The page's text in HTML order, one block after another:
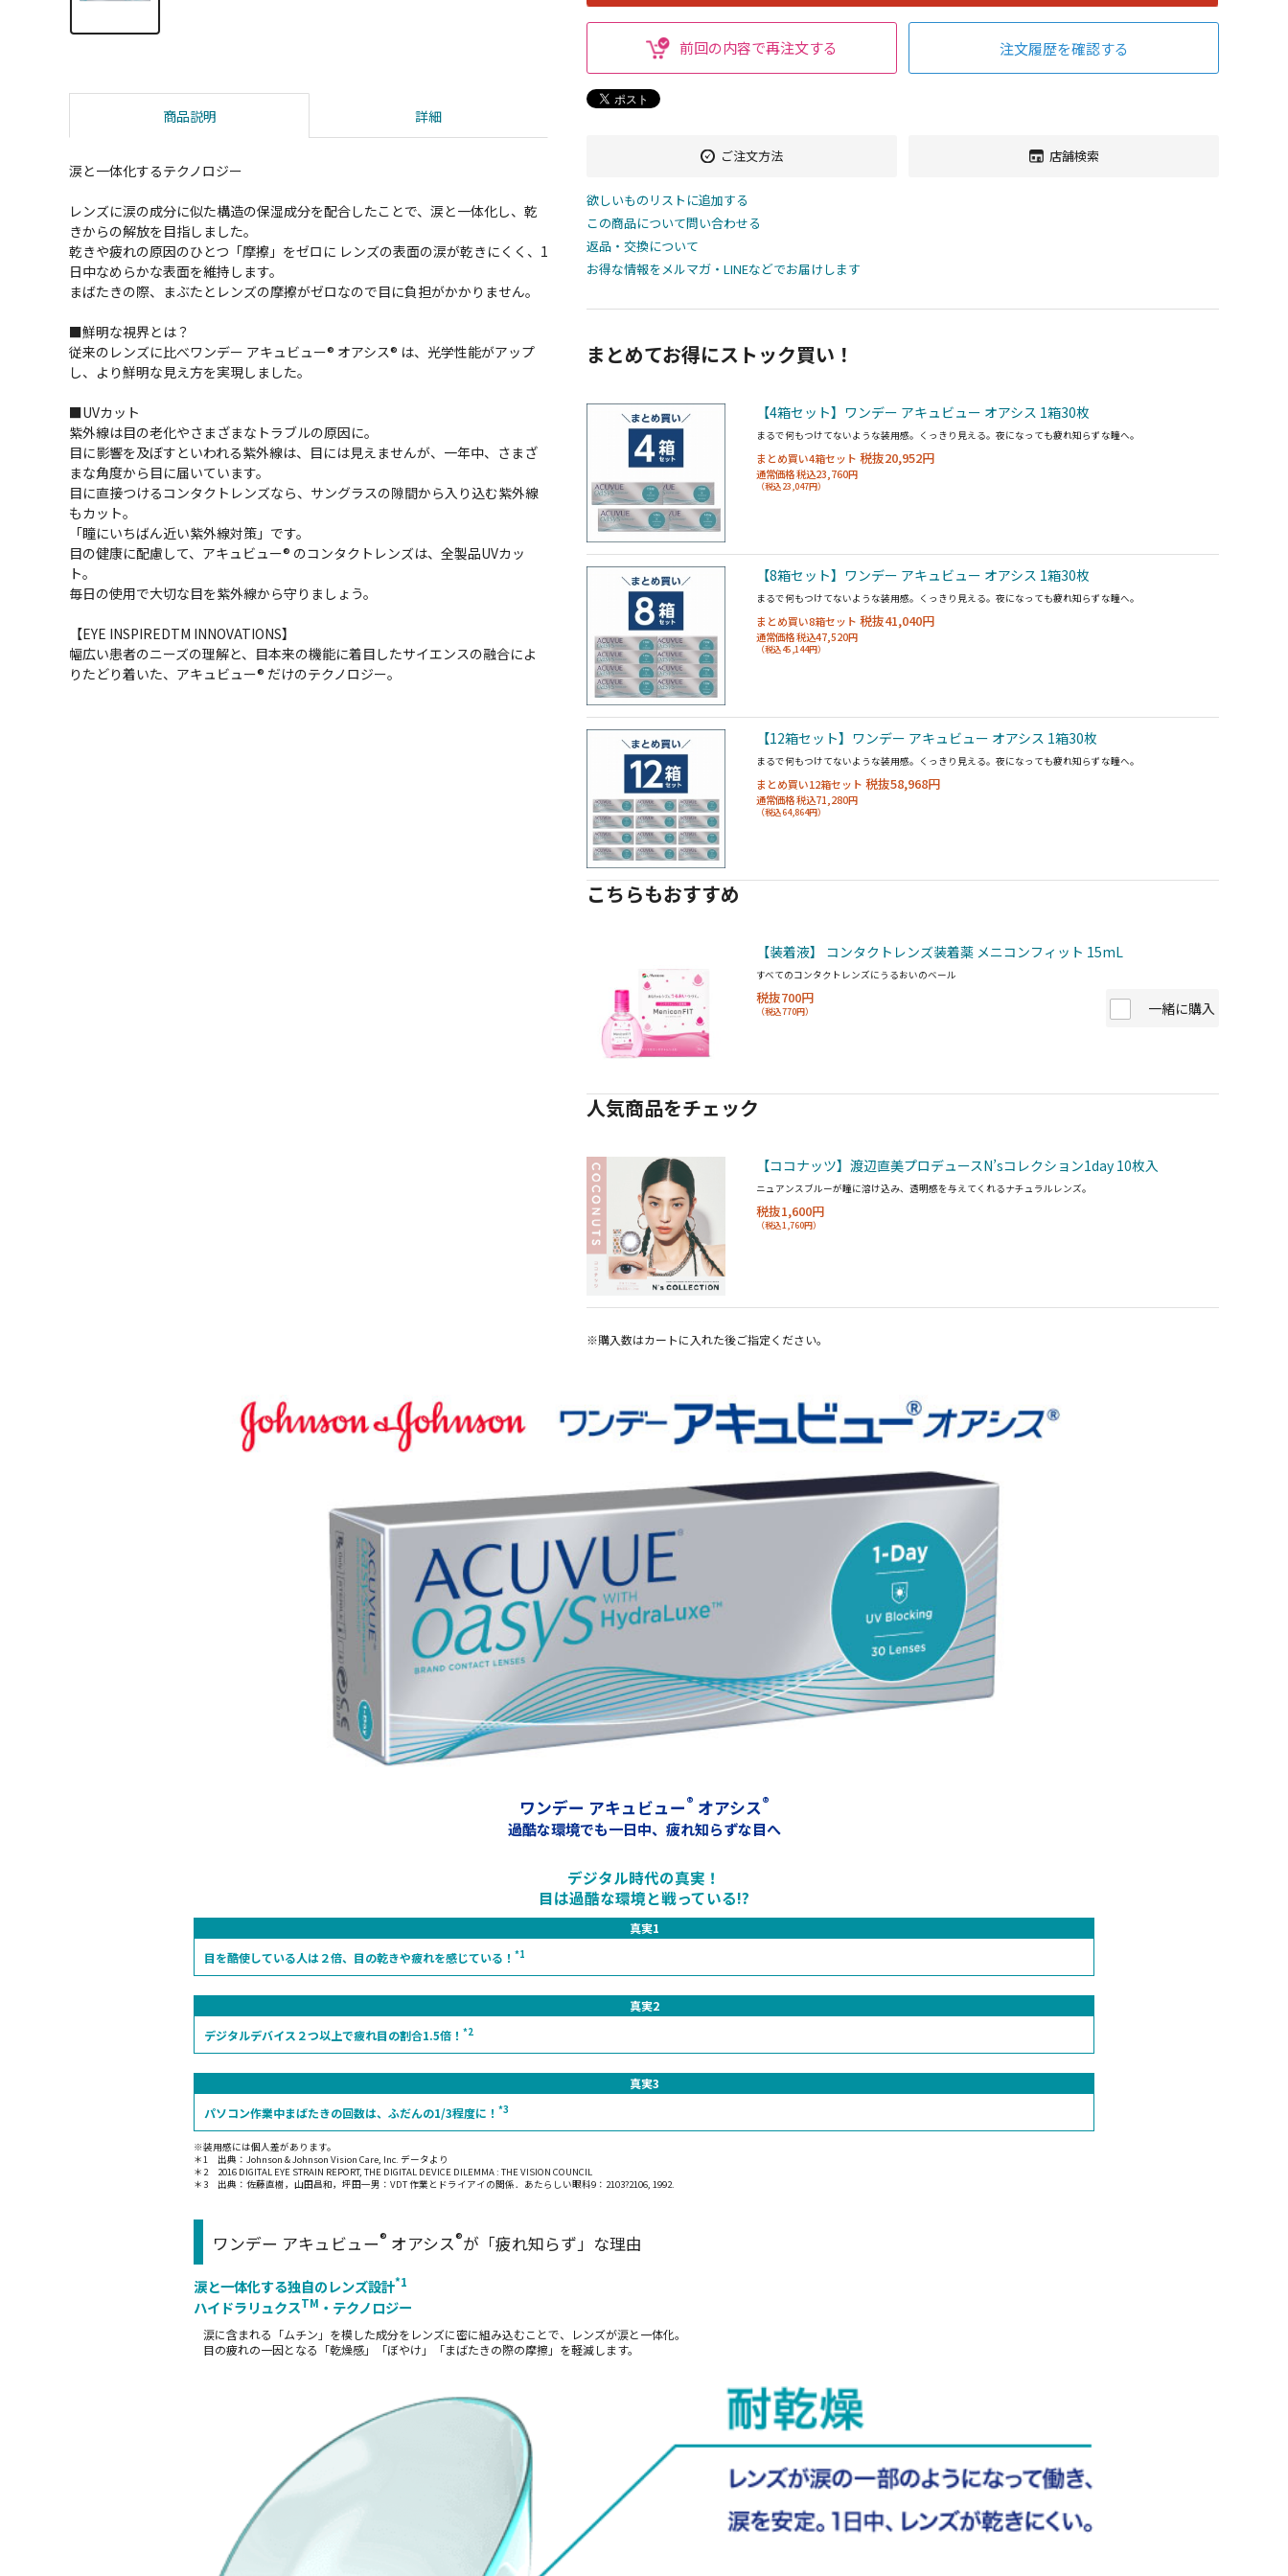
商品説明 詳細
涙と一体化するテクノロジー
レンズに涙の成分に似た構造の保湿成分を配合したことで、涙と一体化し、乾
きからの解放を目指しました。
乾きや疲れの原因のひとつ「摩擦」をゼロに レンズの表面の涙が乾きにくく、1
日中なめらかな表面を維持します。
まばたきの際、まぶたとレンズの摩擦がゼロなので目に負担がかかりません。
■鮮明な視界とは？
従来のレンズに比べワンデー アキュビュー® オアシス® は、光学性能がアップ
し、より鮮明な見え方を実現しました。
■UVカット
紫外線は目の老化やさまざまなトラブルの原因に。
目に影響を及ぼすといわれる紫外線は、目には見えませんが、一年中、さまざ
まな角度から目に届いています。
目に直接つけるコンタクトレンズなら、サングラスの隙間から入り込む紫外線
もカット。
「瞳にいちばん近い紫外線対策」です。
目の健康に配慮して、アキュビュー® のコンタクトレンズは、全製品UVカッ
ト。
毎日の使用で大切な目を紫外線から守りましょう。
【EYE INSPIREDTM INNOVATIONS】
幅広い患者のニーズの理解と、目本来の機能に着目したサイエンスの融合によ
りたどり着いた、アキュビュー® だけのテクノロジー。
前回の内容で再注文する 注文履歴を確認する
ご注文方法 店舗検索
欲しいものリストに追加する
この商品について問い合わせる
返品・交換について
お得な情報をメルマガ・LINEなどでお届けします
まとめてお得にストック買い！
【4箱セット】ワンデー アキュビュー オアシス 1箱30枚
まるで何もつけてないような装用感。くっきり見える。夜になっても疲れ知らずな瞳へ。
まとめ買い4箱セット 税抜20,952円
通常価格 税込23,760円
（税込23,047円）
【8箱セット】ワンデー アキュビュー オアシス 1箱30枚
まるで何もつけてないような装用感。くっきり見える。夜になっても疲れ知らずな瞳へ。
まとめ買い8箱セット 税抜41,040円
通常価格 税込47,520円
（税込45,144円）
【12箱セット】ワンデー アキュビュー オアシス 1箱30枚
まるで何もつけてないような装用感。くっきり見える。夜になっても疲れ知らずな瞳へ。
まとめ買い12箱セット 税抜58,968円
通常価格 税込71,280円
（税込64,864円）
こちらもおすすめ
【装着液】 コンタクトレンズ装着薬 メニコンフィット 15mL
すべてのコンタクトレンズにうるおいのベール
税抜700円
（税込770円） 一緒に購入
人気商品をチェック
【ココナッツ】渡辺直美プロデュースN’sコレクション1day 10枚入
ニュアンスブルーが瞳に溶け込み、透明感を与えてくれるナチュラルレンズ。
税抜1,600円
（税込1,760円）
※購入数はカートに入れた後ご指定ください。
ワンデー アキュビュー® オアシス®
過酷な環境でも一日中、疲れ知らずな目へ
デジタル時代の真実！
目は過酷な環境と戦っている!?
真実1
目を酷使している人は２倍、目の乾きや疲れを感じている！ *1
真実2
デジタルデバイス２つ以上で疲れ目の割合1.5倍！ *2
真実3
パソコン作業中まばたきの回数は、ふだんの1/3程度に！ *3
※装用感には個人差があります。
＊1 出典：Johnson & Johnson Vision Care, Inc. データより
＊2 2016 DIGITAL EYE STRAIN REPORT, THE DIGITAL DEVICE DILEMMA : THE VISION COUNCIL
＊3 出典：佐藤直樹，山田昌和，坪田一男：VDT 作業とドライアイの関係．あたらしい眼科9：2103?2106, 1992.
ワンデー アキュビュー® オアシス®が「疲れ知らず」な理由
涙と一体化する独自のレンズ設計*1
ハイドラリュクスTM ・テクノロジー
涙に含まれる「ムチン」を模した成分をレンズに密に組み込むことで、レンズが涙と一体化。
目の疲れの一因となる「乾燥感」「ぼやけ」「まばたきの際の摩擦」を軽減します。